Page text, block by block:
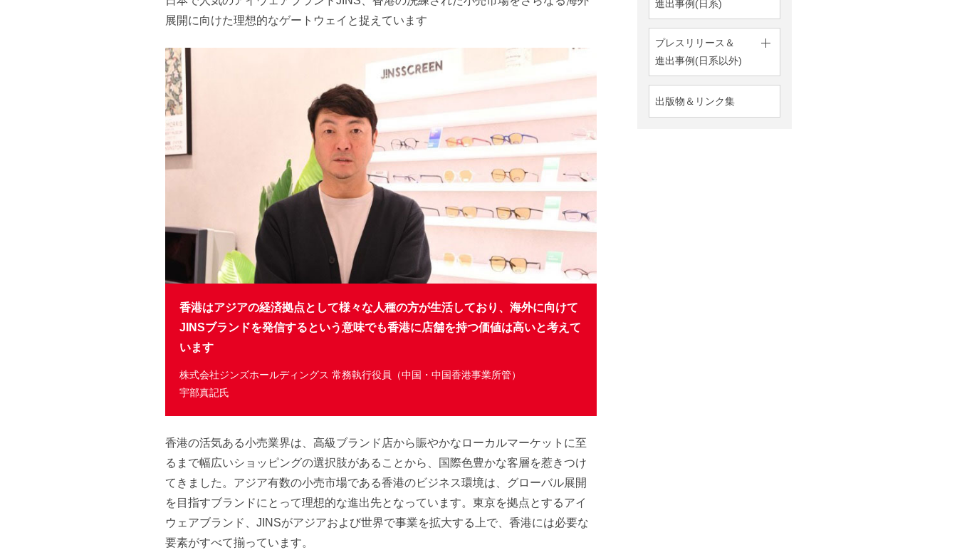
進出事例(日系)
プレスリリース＆
進出事例(日系以外)
出版物＆リンク集
展開に向けた理想的なゲートウェイと捉えています
香港はアジアの経済拠点として様々な人種の方が生活しており、海外に向けて
JINSブランドを発信するという意味でも香港に店舗を持つ価値は高いと考えて
います
株式会社ジンズホールディングス 常務執行役員（中国・中国香港事業所管）
宇部真記氏
香港の活気ある小売業界は、高級ブランド店から賑やかなローカルマーケットに至
るまで幅広いショッピングの選択肢があることから、国際色豊かな客層を惹きつけ
てきました。アジア有数の小売市場である香港のビジネス環境は、グローバル展開
を目指すブランドにとって理想的な進出先となっています。東京を拠点とするアイ
ウェアブランド、JINSがアジアおよび世界で事業を拡大する上で、香港には必要な
要素がすべて揃っています。